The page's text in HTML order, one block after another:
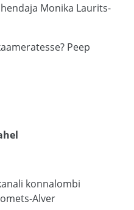
Monika Laurits-
Peep
konnalombi
Alver